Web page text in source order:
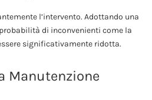
l’intervento. Adottando una
di inconvenienti come la
significativamente ridotta.
Manutenzione